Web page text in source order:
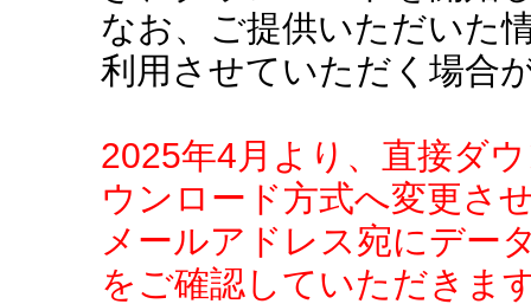
なお、ご提供いただいた
利用させていただく場合
2025年4月より、直接ダ
ウンロード方式へ変更さ
メールアドレス宛にデー
をご確認していただきま